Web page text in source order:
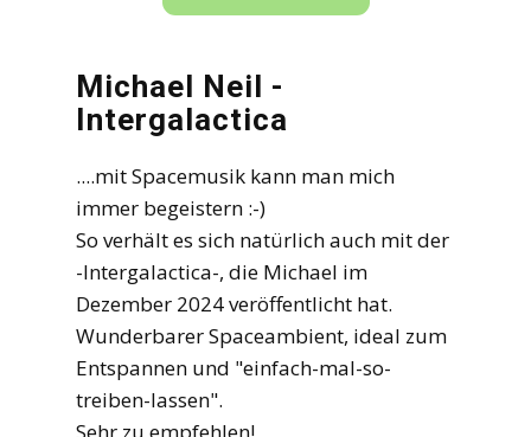
Michael Neil -
Intergalactica
....mit Spacemusik kann man mich
immer begeistern :-)
So verhält es sich natürlich auch mit der
-Intergalactica-, die Michael im
Dezember 2024 veröffentlicht hat.
Wunderbarer Spaceambient, ideal zum
Entspannen und "einfach-mal-so-
treiben-lassen".